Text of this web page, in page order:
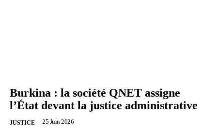
Burkina : la société QNET assigne
l’État devant la justice administrative
JUSTICE 25 Juin 2026